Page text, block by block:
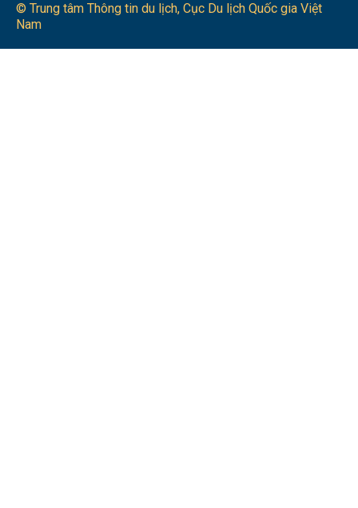
© Trung tâm Thông tin du lịch​, Cục Du lịch Quốc gia Việt
Nam